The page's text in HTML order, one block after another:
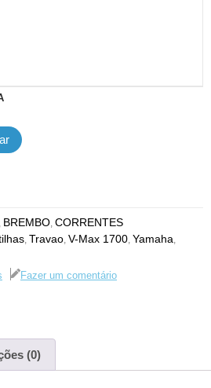
, BREMBO, CORRENTES
, Travao, V-Max 1700, Yamaha,
Fazer um comentário
(0)